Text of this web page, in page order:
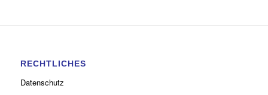
RECHTLICHES
Datenschutz